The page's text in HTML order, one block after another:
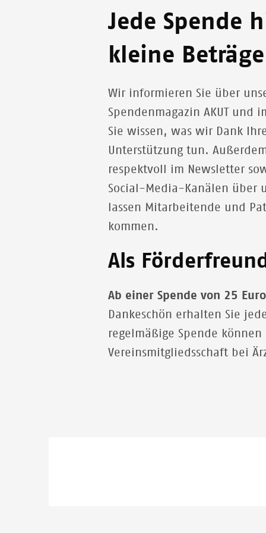
Jede Spende
kleine
Wir informieren Sie über
Spendenmagazin AKUT und
Sie wissen, was wir Dank
Unterstützung tun.
respektvoll im Newsletter
Social-Media-Kanälen über
lassen Mitarbeitende und
kommen.
Als
Ab einer Spende von 25
Dankeschön erhalten Sie
regelmäßige Spende
Vereinsmitgliedsschaft bei